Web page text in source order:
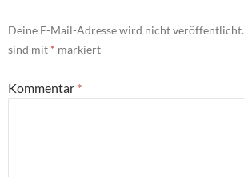
Deine E-Mail-Adresse wird nicht veröffentlicht.
sind mit * markiert
Kommentar *